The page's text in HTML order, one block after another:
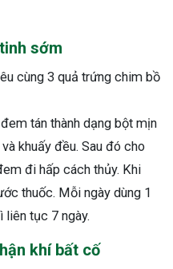
sớm
cùng 3 quả trứng chim bồ
tán thành dạng bột mịn
khuấy đều. Sau đó cho
đi hấp cách thủy. Khi
thuốc. Mỗi ngày dùng 1
liên tục 7 ngày.
khí bất cố